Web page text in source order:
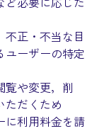
正・不当な目
ユーザーの特定
覧や変更，削
ただくため
に利用料金を請